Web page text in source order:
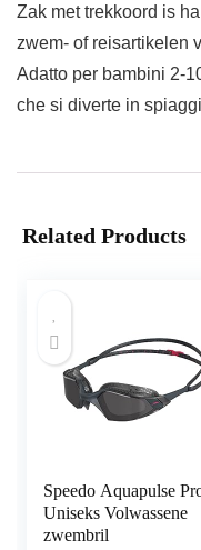
Zak met trekkoord is
zwem- of reisartikelen
Adatto per bambini 2-
che si diverte in
Related Products
Speedo Aquapulse
Uniseks Volwassene
zwembril